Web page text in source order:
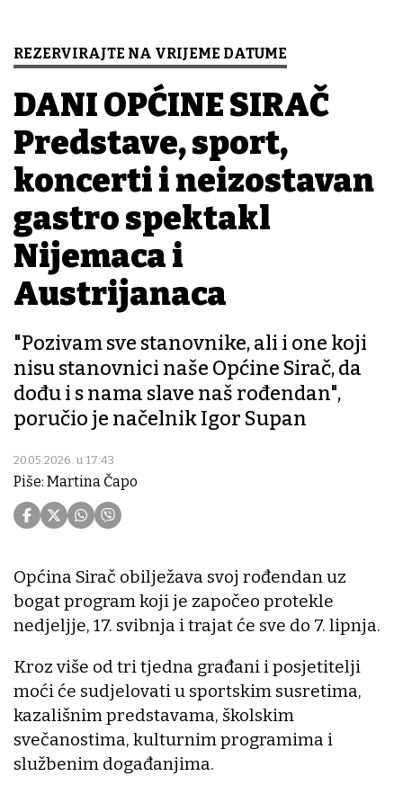
REZERVIRAJTE NA VRIJEME DATUME
DANI OPĆINE SIRAČ
Predstave, sport,
koncerti i neizostavan
gastro spektakl
Nijemaca i
Austrijanaca
"Pozivam sve stanovnike, ali i one koji
nisu stanovnici naše Općine Sirač, da
dođu i s nama slave naš rođendan",
poručio je načelnik Igor Supan
20.05.2026. u 17:43
Piše: Martina Čapo
Općina Sirač obilježava svoj rođendan uz
bogat program koji je započeo protekle
nedjeljje, 17. svibnja i trajat će sve do 7. lipnja.
Kroz više od tri tjedna građani i posjetitelji
moći će sudjelovati u sportskim susretima,
kazališnim predstavama, školskim
svečanostima, kulturnim programima i
službenim događanjima.